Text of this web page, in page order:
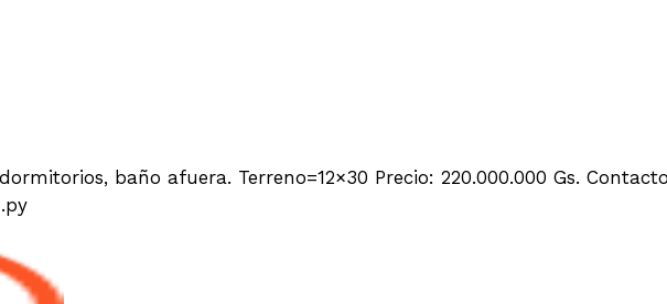
baño afuera. Terreno=12×30 Precio: 220.000.000 Gs.